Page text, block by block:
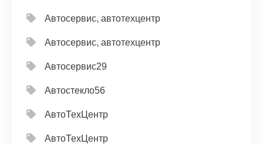
Автосервис, автотехцентр
Автосервис, автотехцентр
Автосервис29
Автостекло56
АвтоТехЦентр
АвтоТехЦентр